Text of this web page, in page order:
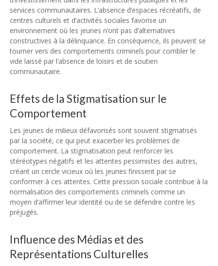
services communautaires. L’absence d’espaces récréatifs, de
centres culturels et d’activités sociales favorise un
environnement où les jeunes n’ont pas d’alternatives
constructives à la délinquance. En conséquence, ils peuvent se
tourner vers des comportements criminels pour combler le
vide laissé par l’absence de loisirs et de soutien
communautaire.
Effets de la Stigmatisation sur le
Comportement
Les jeunes de milieux défavorisés sont souvent stigmatisés
par la société, ce qui peut exacerber les problèmes de
comportement. La stigmatisation peut renforcer les
stéréotypes négatifs et les attentes pessimistes des autres,
créant un cercle vicieux où les jeunes finissent par se
conformer à ces attentes. Cette pression sociale contribue à la
normalisation des comportements criminels comme un
moyen d’affirmer leur identité ou de se défendre contre les
préjugés.
Influence des Médias et des
Représentations Culturelles